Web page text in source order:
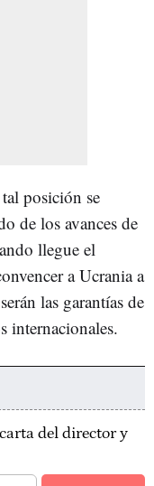
posición se
de los avances de
llegue el
a Ucrania a
las garantías de
internacionales.
del director y